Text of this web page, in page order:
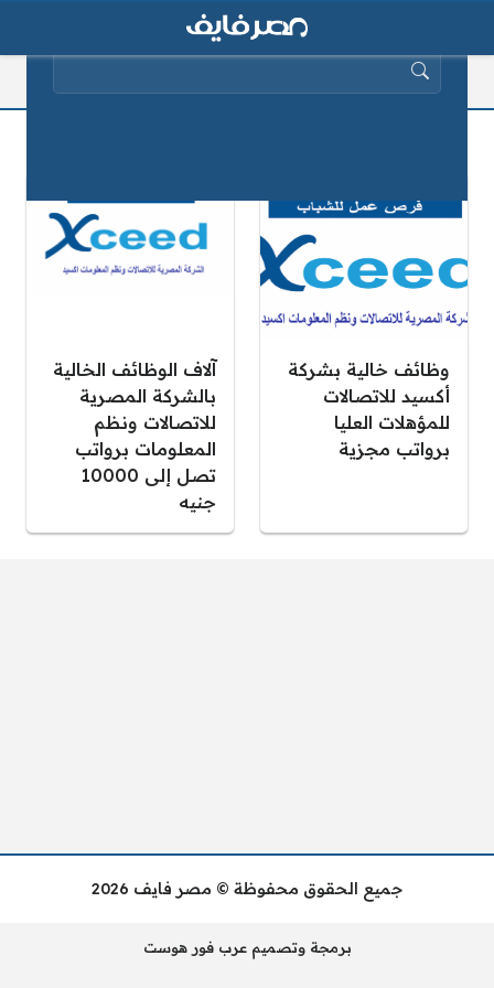
وظائف خالية بشركة
أكسيد للاتصالات
للمؤهلات العليا
برواتب مجزية
آلاف الوظائف الخالية
بالشركة المصرية
للاتصالات ونظم
المعلومات برواتب
تصل إلى 10000
جنيه
جميع الحقوق محفوظة © مصر فايف 2026
برمجة وتصميم عرب فور هوست
البحث عن: